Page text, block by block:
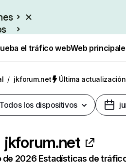
el tráfico webWeb
/ jkforum.net Última
Todos los dispositivos
jkforum.net
de 2026 Estadísticas de